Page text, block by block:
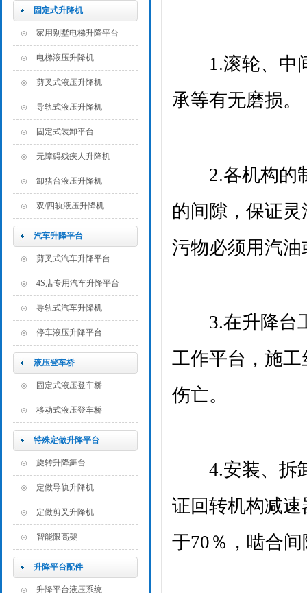
固定式升降机
家用别墅电梯升降平台
电梯液压升降机
剪叉式液压升降机
导轨式液压升降机
固定式装卸平台
无障碍残疾人升降机
卸猪台液压升降机
双/四轨液压升降机
汽车升降平台
剪叉式汽车升降平台
4S店专用汽车升降平台
导轨式汽车升降机
停车液压升降平台
液压登车桥
固定式液压登车桥
移动式液压登车桥
特殊定做升降平台
旋转升降舞台
定做导轨升降机
定做剪叉升降机
智能限高架
升降平台配件
升降平台液压系统
1.滚轮、中间
承等有无磨损。
2.各机构的制
的间隙，保证
污物必须用汽
3.在升降台工
工作平台，施
伤亡。
4.安装、拆卸
证回转机构减
于70％，啮合